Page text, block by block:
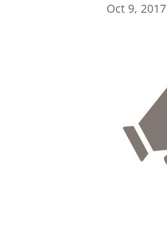
Oct 9, 2017